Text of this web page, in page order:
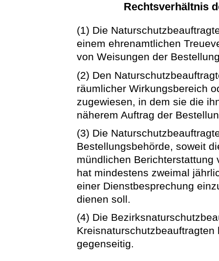
Rechtsverhältnis
(1) Die
einem ehrenamtlichen
von Weisungen der
(2) Den
räumlicher Wirkungsbereich
zugewiesen, in dem sie die
näherem Auftrag der
(3) Die
Bestellungsbehörde, soweit
mündlichen
hat mindestens zweimal
einer Dienstbesprechung
dienen soll.
(4) Die
gegenseitig.